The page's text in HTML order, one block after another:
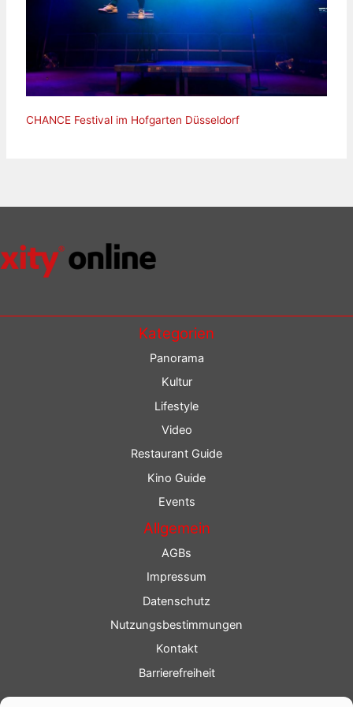
CHANCE Festival im Hofgarten Düsseldorf
Kategorien
Panorama
Kultur
Lifestyle
Video
Restaurant Guide
Kino Guide
Events
Allgemein
AGBs
Impressum
Datenschutz
Nutzungsbestimmungen
Kontakt
Barrierefreiheit